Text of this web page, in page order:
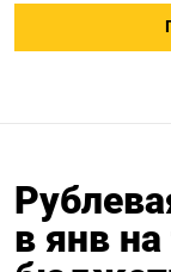
в янв